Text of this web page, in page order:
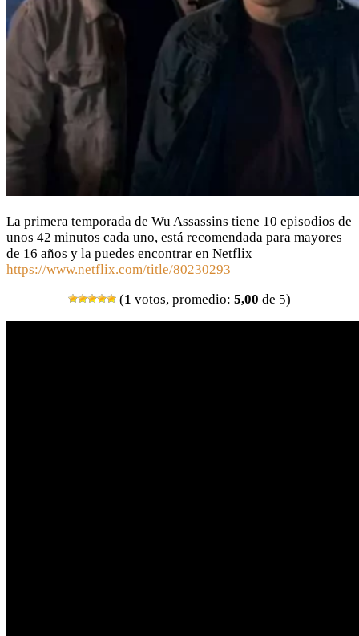
La primera temporada de Wu Assassins tiene 10 episodios de
unos 42 minutos cada uno, está recomendada para mayores
de 16 años y la puedes encontrar en Netflix
https://www.netflix.com/title/80230293
(1 votos, promedio: 5,00 de 5)